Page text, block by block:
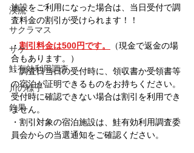
渓流
サクラマス
サケ
鮭有効利用調査
川の様子
釣果
施設をご利用になった場合は、当日受付で調
査料金の割引が受けられます！！
・ 割引料金は500円です。
（現金で返金の場
合もあります。）
・調査日当日の受付時に、領収書か受領書等
の宿泊が証明できるものをお持ちください。
受付時に確認できない場合は割引を利用でき
ません。
・割引対象の宿泊施設は、鮭有効利用調査委
員会からの当選通知をご確認ください。